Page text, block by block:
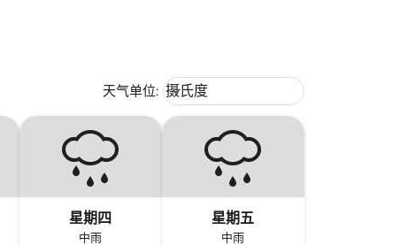
天气单位: Weather unit option 摄氏度
摄氏度
keyboard_arrow_down
星期四
中雨
星期五
中雨